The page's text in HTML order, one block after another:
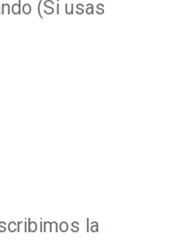
(Si usas
la